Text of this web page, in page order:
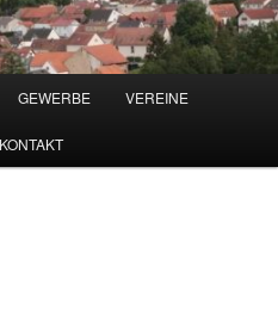
GEWERBE VEREINE
KONTAKT